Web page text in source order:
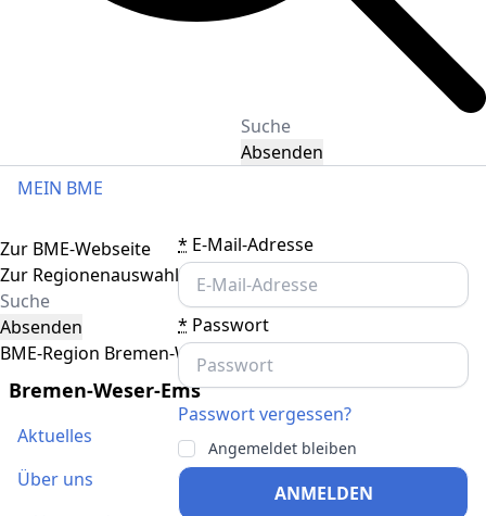
Absenden
MEIN BME
* E-Mail-Adresse
* Passwort
Passwort vergessen?
Angemeldet bleiben
ANMELDEN
Toggle navigation
Zur BME-Webseite
Zur Regionenauswahl
Absenden
BME-Region Bremen-Weser-Ems
Bremen-Weser-Ems
Aktuelles
Über uns